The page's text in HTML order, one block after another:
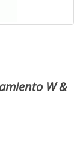
W &